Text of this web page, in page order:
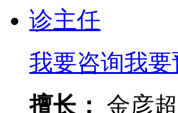
我要咨询我要
擅长：
金彦